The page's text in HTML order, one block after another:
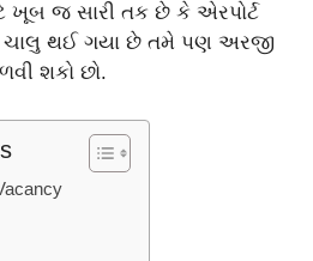
ખૂબ જ સારી તક છે કે એરપોર્ટ
ચાલુ થઈ ગયા છે તમે પણ અરજી
શકો છો.